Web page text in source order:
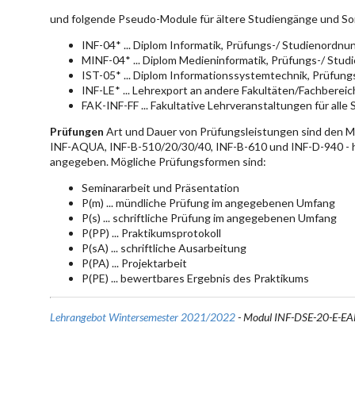
und folgende Pseudo-Module für ältere Studiengänge und
INF-04* ... Diplom Informatik, Prüfungs-/
MINF-04* ... Diplom Medieninformatik, Prüfungs-/
IST-05* ... Diplom Informationssystemtechnik,
INF-LE* ... Lehrexport an andere Fakultäten/
FAK-INF-FF ... Fakultative Lehrveranstaltungen für
Prüfungen Art und Dauer von Prüfungsleistungen sind den
INF-AQUA, INF-B-510/20/30/40, INF-B-610 und INF-D-940
angegeben. Mögliche Prüfungsformen sind:
Seminararbeit und Präsentation
P(m) ... mündliche Prüfung im angegebenen Umfang
P(s) ... schriftliche Prüfung im angegebenen Umfang
P(PP) ... Praktikumsprotokoll
P(sA) ... schriftliche Ausarbeitung
P(PA) ... Projektarbeit
P(PE) ... bewertbares Ergebnis des Praktikums
Lehrangebot Wintersemester 2021/2022- Modul INF-DSE-20-E-